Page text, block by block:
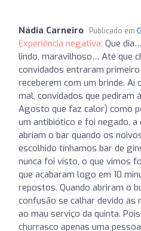
Nádia Carneiro Publicado em
Experiência negativa: Que
lindo, maravilhoso… Até que
convidados entraram
receberem com um brinde. Aí
mal, convidados que pediram
Agosto que faz calor) como
um antibiótico e foi negado, a
abriam o bar quando os
escolhido tínhamos bar de
nunca foi visto, o que vimos
que acabaram logo em 10
repostos. Quando abriram o
confusão se calhar devido às
ao mau serviço da quinta.
churrasco apenas uma